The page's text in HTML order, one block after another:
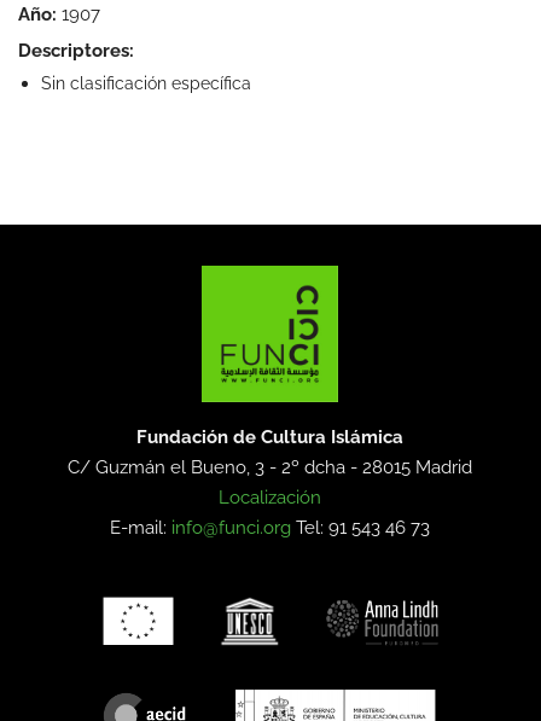
Año: 1907
Descriptores:
Sin clasificación específica
Fundación de Cultura Islámica
C/ Guzmán el Bueno, 3 - 2º dcha -28015 Madrid
Localización
E-mail: info@funci.org Tel: 91 543 46 73